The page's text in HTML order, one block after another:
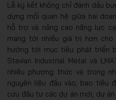
Lễ ký kết không chỉ đánh dấu
dựng mối quan hệ giữa hai
hỗ trợ và nâng cao năng lực
mang tới nhiều giá trị hơn cho
hướng tới mục tiêu phát triển
Stavian Industrial Metal và
nhiều phương thức và trong
nguyên liệu đầu vào, bao tiêu
cứu đầu tư các dự án mới, dự